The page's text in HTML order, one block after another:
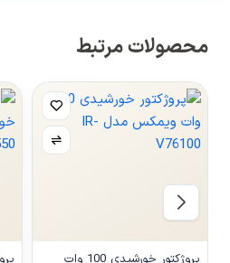
محصولات مرتبط